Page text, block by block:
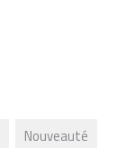
Nouveauté